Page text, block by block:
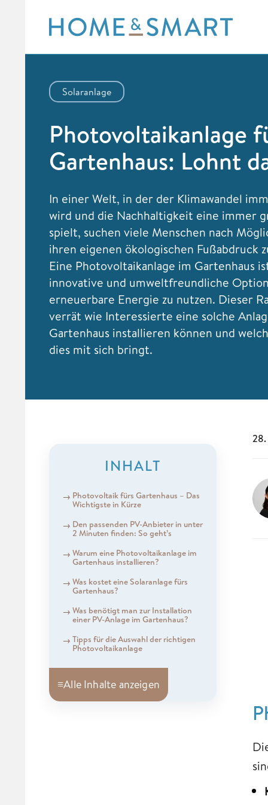
content
Solaranlage
Photovoltaikanlage
Gartenhaus: Lohnt
In einer Welt, in der der Klimawandel
wird und die Nachhaltigkeit eine immer
spielt, suchen viele Menschen nach
ihren eigenen ökologischen Fußabdruck
Eine Photovoltaikanlage im Gartenhaus
innovative und umweltfreundliche
erneuerbare Energie zu nutzen. Dieser
verrät wie Interessierte eine solche
Gartenhaus installieren können und
dies mit sich bringt.
INHALT
Photovoltaik fürs Gartenhaus – Das
Wichtigste in Kürze
Den passenden PV-Anbieter in unter
2 Minuten finden: So geht’s
Warum eine Photovoltaikanlage im
Gartenhaus installieren?
Was kostet eine Solaranlage fürs
Gartenhaus?
Was benötigt man zur Installation
einer PV-Anlage im Gartenhaus?
Tipps für die Auswahl der richtigen
Photovoltaikanlage
≡Alle Inhalte anzeigen